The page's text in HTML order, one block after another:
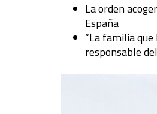
La orden
España
“La familia
responsable